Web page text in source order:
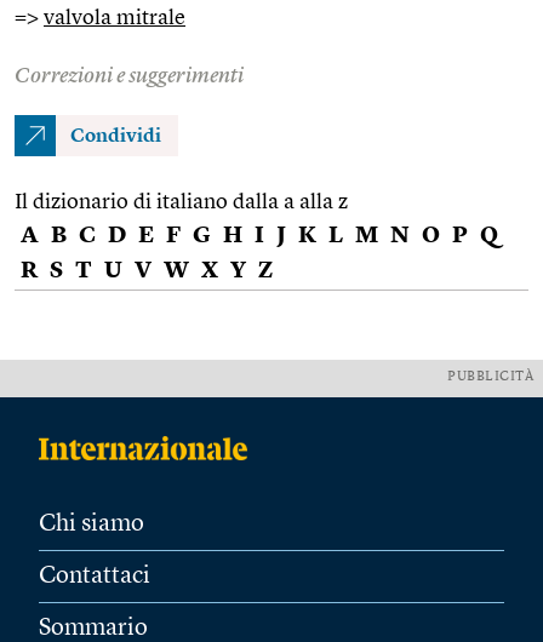
=> valvola mitrale
Correzioni e suggerimenti
Condividi
Il dizionario di italiano dalla a alla z
A B C D E F G H I J K L M N O P Q
R S T U V W X Y Z
PUBBLICITÀ
Chi siamo
Contattaci
Sommario